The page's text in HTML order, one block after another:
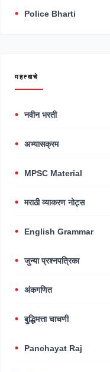
Police Bharti
महत्वाचे
नवीन भरती
अभ्यासक्रम
MPSC Material
मराठी व्याकरण नोट्स
English Grammar
जुन्या प्रश्नपत्रिका
अंकगणित
बुद्धिमत्ता चाचणी
Panchayat Raj